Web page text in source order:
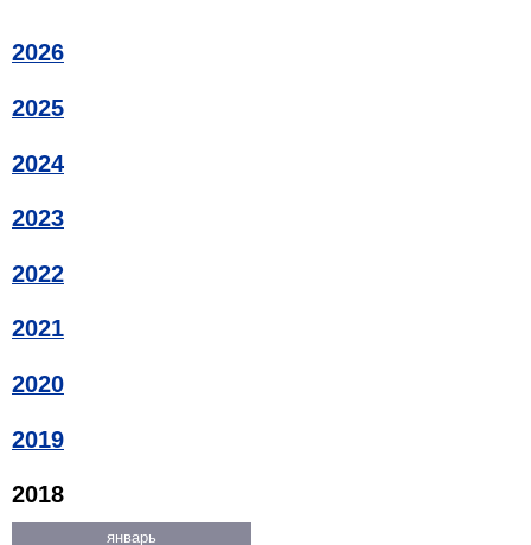
2026
2025
2024
2023
2022
2021
2020
2019
2018
январь